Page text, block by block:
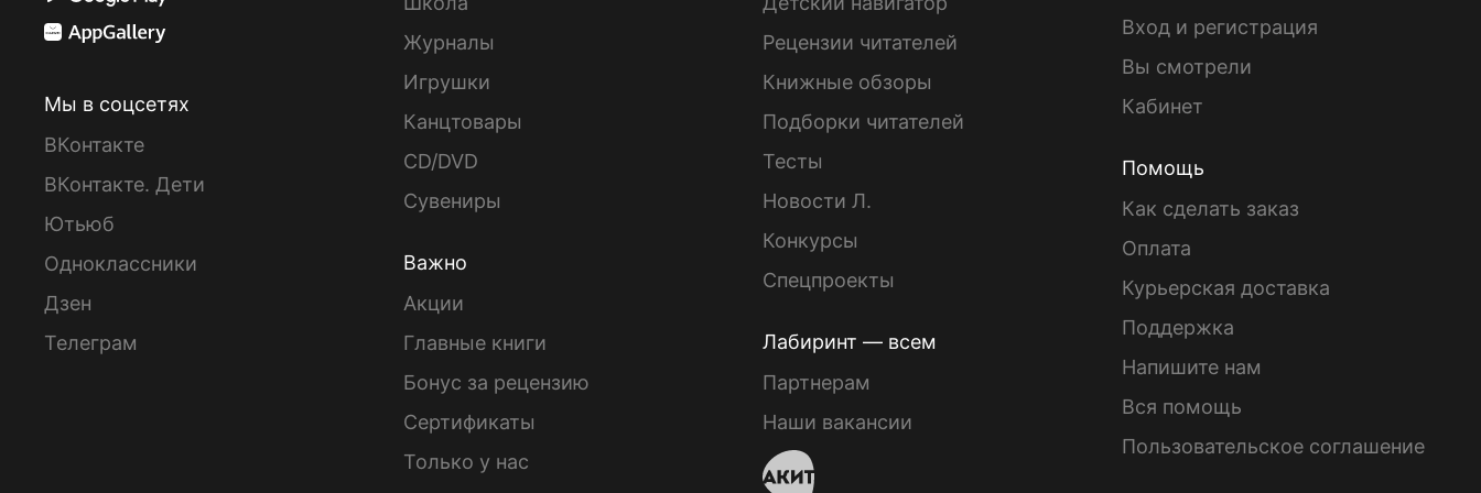
Мы в соцсетях
ВКонтакте
ВКонтакте. Дети
Ютьюб
Одноклассники
Дзен
Телеграм
Журналы
Игрушки
Канцтовары
CD/DVD
Сувениры
Важно
Акции
Главные книги
Бонус за рецензию
Сертификаты
Только у нас
Рецензии читателей
Книжные обзоры
Подборки читателей
Тесты
Новости Л.
Конкурсы
Спецпроекты
Лабиринт — всем
Партнерам
Наши вакансии
Вход и регистрация
Вы смотрели
Кабинет
Помощь
Как сделать заказ
Оплата
Курьерская доставка
Поддержка
Напишите нам
Вся помощь
Пользовательское соглашение